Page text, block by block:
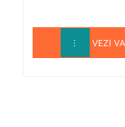
VEZI